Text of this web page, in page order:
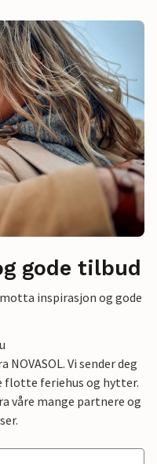
gode tilbud
inspirasjon og gode
Vi sender deg
flotte feriehus og hytter.
våre mange partnere og